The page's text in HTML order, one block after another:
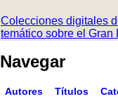
Colecciones digitales
temático sobre el Gran
Navegar
Autores Títulos